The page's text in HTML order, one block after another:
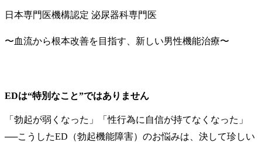
日本専門医機構認定 泌尿器科専門医
〜血流から根本改善を目指す、新しい男性機能治療〜
EDは“特別なこと”ではありません
「勃起が弱くなった」「性行為に自信が持てなくなった」
──こうしたED（勃起機能障害）のお悩みは、決して珍しい